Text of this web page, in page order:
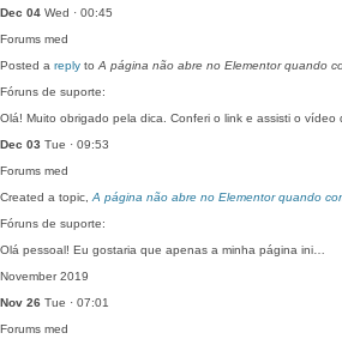
Dec 04 Wed · 00:45
Forums med
Posted a reply to A página não abre no Elementor quando
Fóruns de suporte:
Olá! Muito obrigado pela dica. Conferi o link e assisti o vídeo
Dec 03 Tue · 09:53
Forums med
Created a topic, A página não abre no Elementor quando
Fóruns de suporte:
Olá pessoal! Eu gostaria que apenas a minha página ini…
November 2019
Nov 26 Tue · 07:01
Forums med